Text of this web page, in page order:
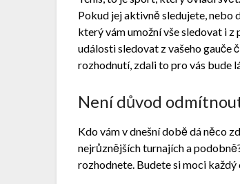
Pokud jej aktivně sledujete, nebo
který vám umožní vše sledovat i
události sledovat z vašeho gauče
rozhodnutí, zdali to pro vás bude
Není důvod
Kdo vám v dnešní době dá něco
nejrůznějších turnajích a
rozhodnete. Budete si moci